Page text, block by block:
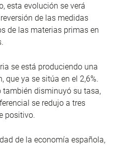
esta evolución se verá
de las medidas
de las materias primas en
se está produciendo una
que ya se sitúa en el 2,6%.
también disminuyó su tasa,
se redujo a tres
positivo.
de la economía española,